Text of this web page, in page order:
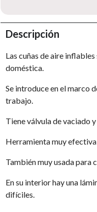
Descripción
Las cuñas de aire
doméstica.
Se introduce en el marco
trabajo.
Tiene válvula de vaciado
Herramienta muy
También muy usada para
En su interior hay una
difíciles.